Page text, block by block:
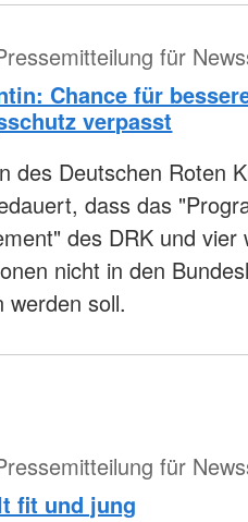
für
Chance für
verpasst
des Deutschen Roten
dass das
des DRK und
nicht in den
werden soll.
für
fit und jung